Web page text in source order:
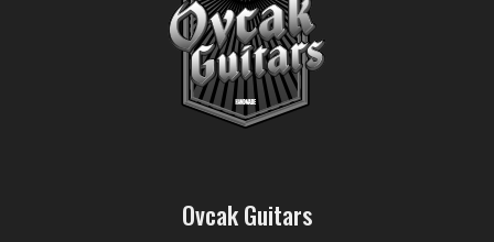
Ovcak Guitars